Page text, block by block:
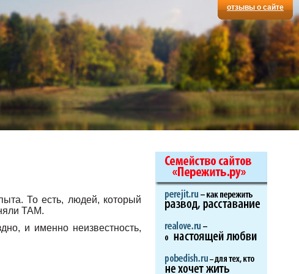
отзывы о сайте
То есть, людей, который
ТАМ.
и именно неизвестность,